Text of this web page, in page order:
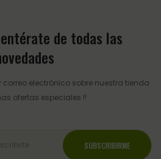
de todas las
electrónico sobre nuestra tienda
ofertas especiales !!